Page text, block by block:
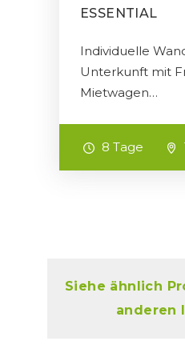
ESSENTIAL
Individuelle
Unterkunft mit
Mietwagen…
8 Tage
Siehe ähnlich
anderen